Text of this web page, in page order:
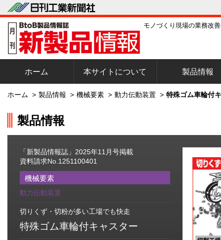
モノづくり現場の業務改
ホーム 本サイトについて 製品情報
ホーム > 製品情報 > 機械要素 > 動力伝動装置 > 特殊ゴム車輪付
製品情報
「新製品情報誌」2025年11月号掲載
資料請求No.1251100401
機械要素
動力伝動装置
切りくず・切粉が多い工場でも快走
特殊ゴム車輪付キャスター